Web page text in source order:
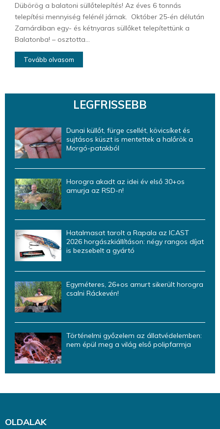
Dübörög a balatoni süllőtelepítés! Az éves 6 tonnás
telepítési mennyiség felénél járnak. Október 25-én délután
Zamárdiban egy- és kétnyaras süllőket telepítettünk a
Balatonba! – osztotta...
Tovább olvasom
LEGFRISSEBB
Dunai küllőt, fürge csellét, kövicsíket és
sujtásos küszt is mentettek a halőrök a
Morgó-patakból
Horogra akadt az idei év első 30+os
amurja az RSD-n!
Hatalmasat tarolt a Rapala az ICAST
2026 horgászkiállításon: négy rangos díjat
is bezsebelt a gyártó
Egyméteres, 26+os amurt sikerült horogra
csalni Ráckevén!
Történelmi győzelem az állatvédelemben:
nem épül meg a világ első polipfarmja
OLDALAK